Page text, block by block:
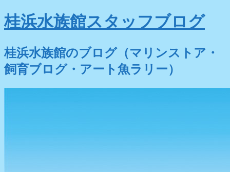
桂浜水族館スタッフブログ
桂浜水族館のブログ（マリンストア・
飼育ブログ・アート魚ラリー）